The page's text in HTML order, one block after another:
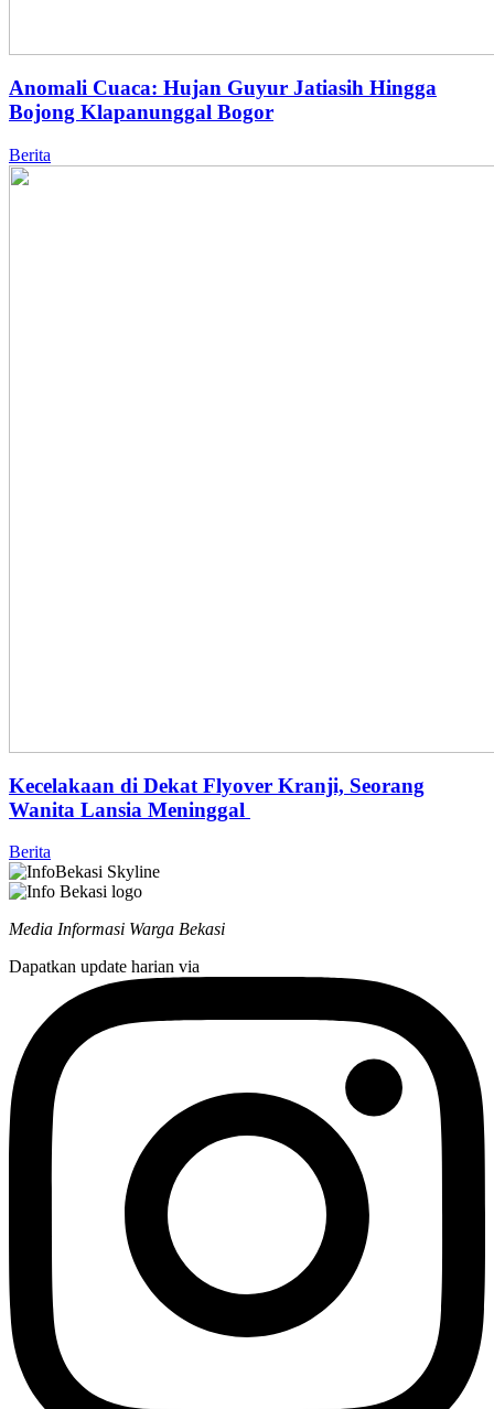
Anomali Cuaca: Hujan Guyur Jatiasih Hingga
Bojong Klapanunggal Bogor
Berita
Kecelakaan di Dekat Flyover Kranji, Seorang
Wanita Lansia Meninggal
Berita
Media Informasi Warga Bekasi
Dapatkan update harian via